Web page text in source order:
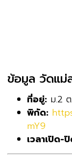
ข้อมูล วัดแม่
ที่อยู่: ม.2
พิกัด:
mY9
เวลาเปิด-